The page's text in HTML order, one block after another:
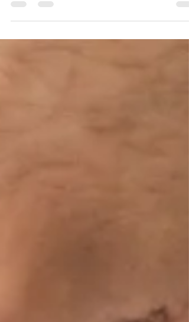
giusto. Ecco cosa serve davvero per
da zero.